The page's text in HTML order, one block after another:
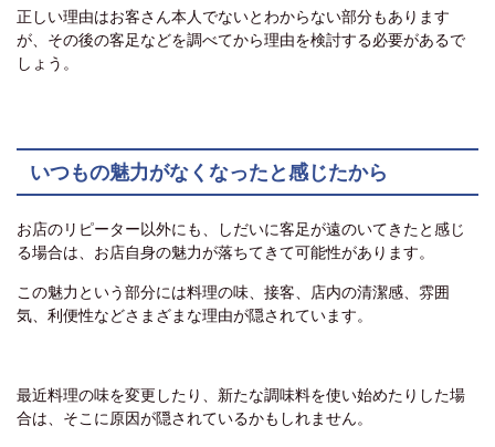
正しい理由はお客さん本人でないとわからない部分もあります
が、その後の客足などを調べてから理由を検討する必要があるで
しょう。
いつもの魅力がなくなったと感じたから
お店のリピーター以外にも、しだいに客足が遠のいてきたと感じ
る場合は、お店自身の魅力が落ちてきて可能性があります。
この魅力という部分には料理の味、接客、店内の清潔感、雰囲
気、利便性などさまざまな理由が隠されています。
最近料理の味を変更したり、新たな調味料を使い始めたりした場
合は、そこに原因が隠されているかもしれません。